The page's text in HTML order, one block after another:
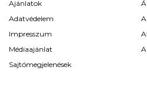
Ajánlatok
Adatvédelem
Impresszum
Médiaajánlat
Sajtómegjelenések